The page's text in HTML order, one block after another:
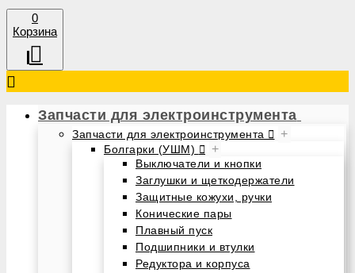
0
Корзина
Запчасти для электроинструмента
Запчасти для электроинструмента +
Болгарки (УШМ) +
Выключатели и кнопки
Заглушки и щеткодержатели
Защитные кожухи, ручки
Конические пары
Плавный пуск
Подшипники и втулки
Редуктора и корпуса